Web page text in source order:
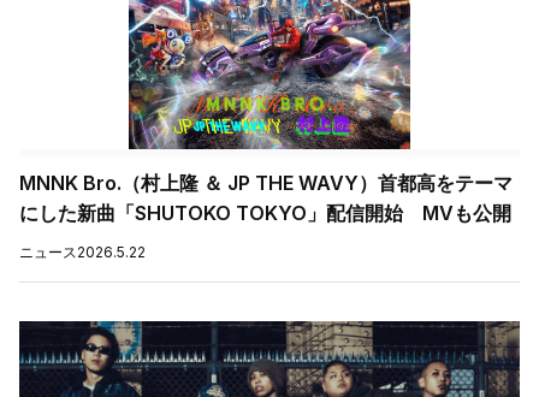
MNNK Bro.（村上隆 ＆ JP THE WAVY）首都高をテーマ
にした新曲「SHUTOKO TOKYO」配信開始 MVも公開
ニュース2026.5.22